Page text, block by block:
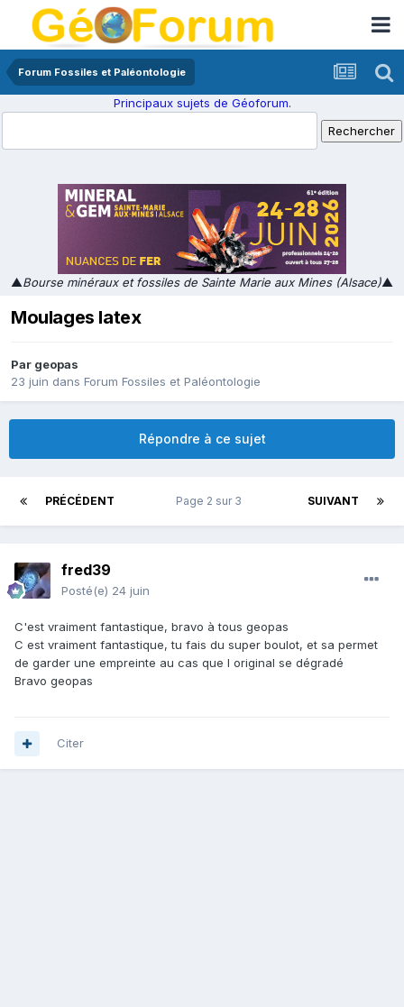
Forum Fossiles et Paléontologie
Principaux sujets de Géoforum.
▲Bourse minéraux et fossiles de Sainte Marie aux Mines (Alsace)▲
Moulages latex
Par geopas
23 juin dans Forum Fossiles et Paléontologie
Répondre à ce sujet
PRÉCÉDENT SUIVANT
Page 2 sur 3
fred39
Posté(e) 24 juin
C'est vraiment fantastique, bravo à tous geopas
C est vraiment fantastique, tu fais du super boulot, et sa permet
de garder une empreinte au cas que l original se dégradé
Bravo geopas
Citer